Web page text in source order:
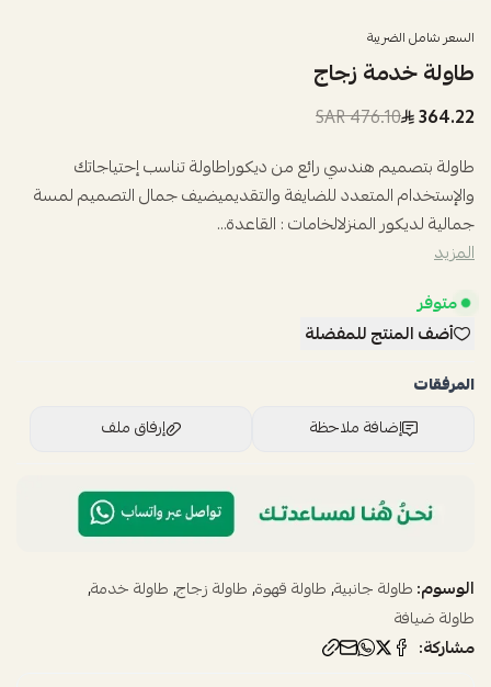
السعر شامل الضريبة
طاولة خدمة زجاج
364.22
476.10 SAR
طاولة بتصميم هندسي رائع من ديكوراطاولة تناسب إحتياجاتك
والإستخدام المتعدد للضايفة والتقديميضيف جمال التصميم لمسة
جمالية لديكور المنزلالخامات : القاعدة...
المزيد
متوفر
أضف المنتج للمفضلة
المرفقات
إضافة ملاحظة
إرفاق ملف
اسحب و افلت الملف هنا
الوسوم:طاولة جانبية,طاولة قهوة,طاولة زجاج,طاولة خدمة,
طاولة ضيافة
مشاركة: